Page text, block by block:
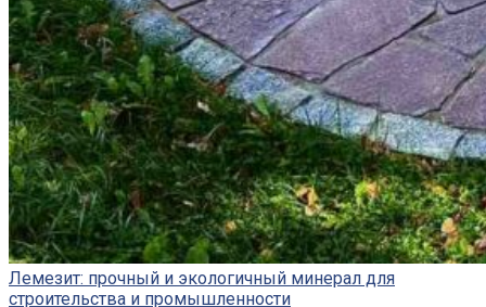
Лемезит: прочный и экологичный минерал для
строительства и промышленности